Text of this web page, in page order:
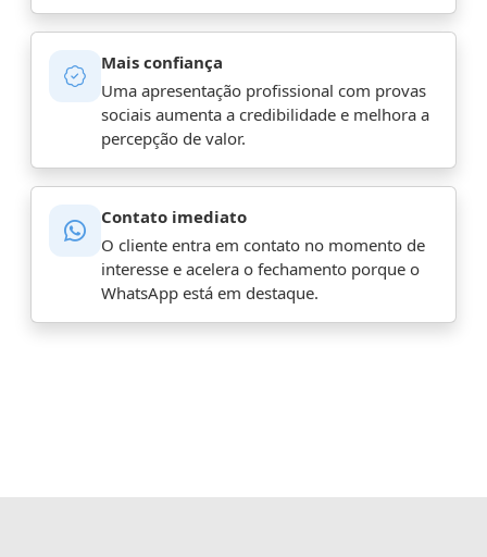
Mais confiança
Uma apresentação profissional com provas
sociais aumenta a credibilidade e melhora a
percepção de valor.
Contato imediato
O cliente entra em contato no momento de
interesse e acelera o fechamento porque o
WhatsApp está em destaque.